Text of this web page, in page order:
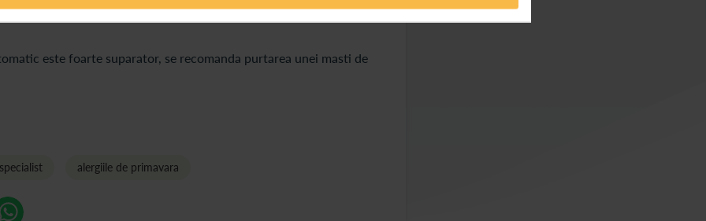
preferat neindulcite). Hidratarea corecta va va ajuta sa luptati
este foarte suparator, se recomanda purtarea unei masti de
alergiile de primavara